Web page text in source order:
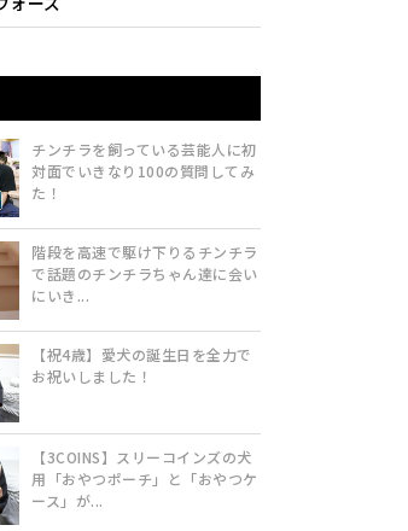
チンチラを飼っている芸能人に初
対面でいきなり100の質問してみ
た！
階段を高速で駆け下りるチンチラ
で話題のチンチラちゃん達に会い
にいき...
【祝4歳】愛犬の誕生日を全力で
お祝いしました！
【3COINS】スリーコインズの犬
用「おやつポーチ」と「おやつケ
ース」が...